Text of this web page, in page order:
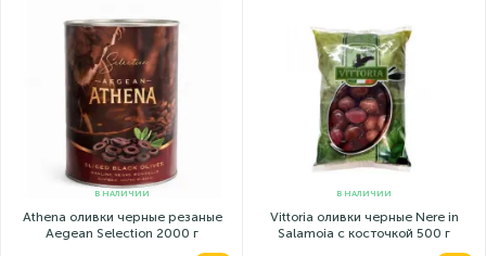
В НАЛИЧИИ
Athena оливки черные резаные
Aegean Selection 2000 г
В НАЛИЧИИ
Vittoria оливки черные Nere in
Salamoia с косточкой 500 г